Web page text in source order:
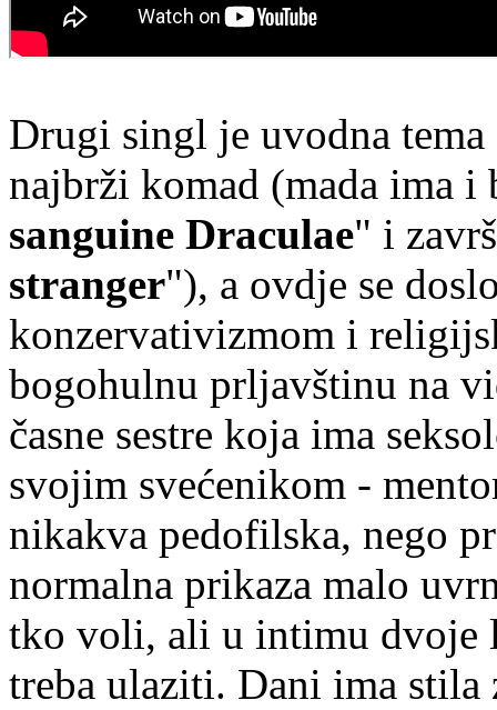
Drugi singl je uvodna
najbrži komad (mada ima i
sanguine Draculae" i
stranger"), a ovdje se
konzervativizmom i
bogohulnu prljavštinu na
časne sestre koja ima
svojim svećenikom -
nikakva pedofilska, nego
normalna prikaza malo
tko voli, ali u intimu dvoje
treba ulaziti. Dani ima stila